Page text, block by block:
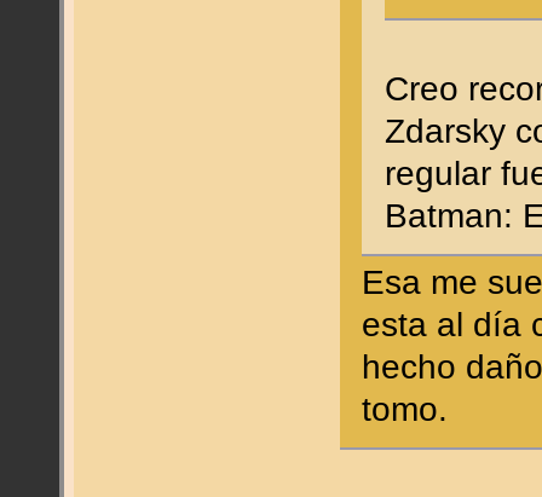
Creo
Zdarsky
regular
Batman:
Esa me
esta al día
hecho
tomo.